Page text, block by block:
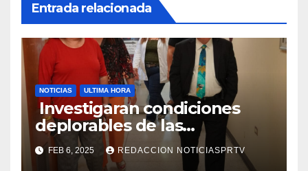
Entrada relacionada
NOTICIAS ULTIMA HORA
Investigaran condiciones
deplorables de las
facilidades el Departamento
de la Salud en Mayagüez
FEB 6, 2025 REDACCION NOTICIASPRTV